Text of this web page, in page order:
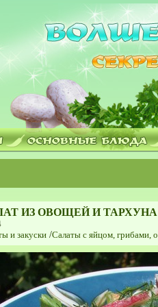
ИЗ ОВОЩЕЙ И ТАРХУНА
и закуски/Салаты с яйцом, грибами,